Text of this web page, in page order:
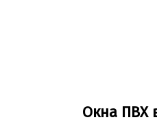
Окна ПВХ